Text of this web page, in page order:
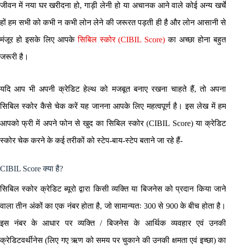
जीवन में नया घर खरीदना हो, गाड़ी लेनी हो या अचानक आने वाले कोई अन्य खर्चे
हों हम सभी को कभी न कभी लोन लेने की जरूरत पड़ती ही है और लोन आसानी से
मंजूर हो इसके लिए आपकेसिबिल स्कोर (CIBIL Score) का अच्छा होना बहुत
जरूरी है।
यदि आप भी अपनी क्रेडिट हेल्थ को मजबूत बनाए रखना चाहते हैं, तो अपना
सिबिल स्कोर कैसे चेक करें यह जानना आपके लिए महत्वपूर्ण है। इस लेख में हम
आपको फ्री में अपने फोन से खुद का सिबिल स्कोर (CIBIL Score) या क्रेडिट
स्कोर चेक करने के कई तरीकों को स्टेप-बाय-स्टेप बताने जा रहे हैं-
CIBIL Score क्या है?
सिबिल स्कोर क्रेडिट ब्यूरो द्वारा किसी व्यक्ति या बिजनेस को प्रदान किया जाने
वाला तीन अंकों का एक नंबर होता है, जो सामान्यतः 300 से 900 के बीच होता है।
इस नंबर के आधार पर व्यक्ति / बिजनेस के आर्थिक व्यवहार एवं उनकी
क्रेडिटवर्थीनेस (लिए गए ऋण को समय पर चुकाने की उनकी क्षमता एवं इच्छा) का